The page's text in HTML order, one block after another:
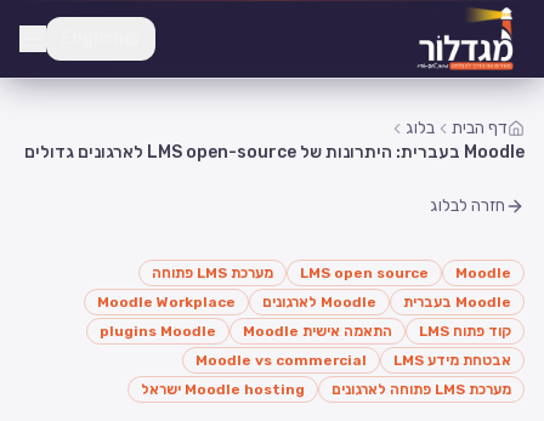
דף הבית
בלוג
Moodle בעברית: היתרונות של LMS open-source לארגונים גדולים
חזרה לבלוג
Moodle
LMS open source
מערכת LMS פתוחה
Moodle בעברית
Moodle לארגונים
Moodle Workplace
קוד פתוח LMS
התאמה אישית Moodle
plugins Moodle
אבטחת מידע LMS
Moodle vs commercial
מערכת LMS פתוחה לארגונים
Moodle hosting ישראל